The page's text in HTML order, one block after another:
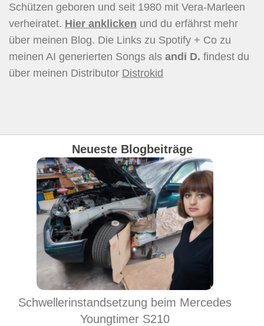
Schützen geboren und seit 1980 mit Vera-Marleen
verheiratet. Hier anklicken und du erfährst mehr
über meinen Blog. Die Links zu Spotify + Co zu
meinen AI generierten Songs als andi D. findest du
über meinen Distributor Distrokid
Neueste Blogbeiträge
Schwellerinstandsetzung beim Mercedes
Youngtimer S210